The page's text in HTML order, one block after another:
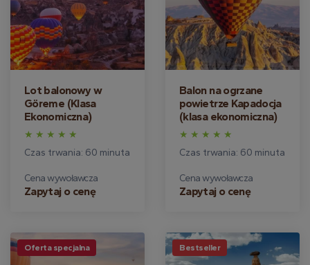
Lot balonowy w
Göreme (Klasa
Ekonomiczna)
Czas trwania: 60 minuta
Cena wywoławcza
Zapytaj o cenę
Balon na ogrzane
powietrze Kapadocja
(klasa ekonomiczna)
Czas trwania: 60 minuta
Cena wywoławcza
Zapytaj o cenę
Oferta specjalna Bestseller